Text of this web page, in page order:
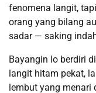
fenomena langit,
orang yang bilang
sadar — saking
Bayangin lo berdiri
langit hitam pekat,
lembut yang menari